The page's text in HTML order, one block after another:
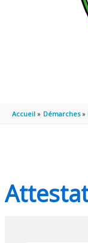
Accueil Démarches